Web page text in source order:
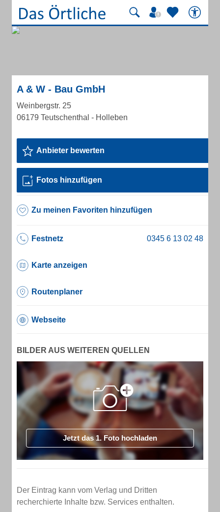
A & W - Bau GmbH
Weinbergstr. 25
06179 Teutschenthal - Holleben
Anbieter bewerten
Fotos hinzufügen
Zu meinen Favoriten hinzufügen
Festnetz
Karte anzeigen
Routenplaner
Webseite
BILDER AUS WEITEREN QUELLEN
Jetzt das 1. Foto hochladen
Der Eintrag kann vom Verlag und Dritten
recherchierte Inhalte bzw. Services enthalten.